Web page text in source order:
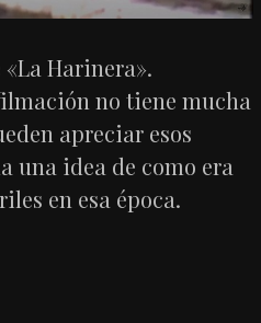
Harinera».
no tiene mucha
apreciar esos
una idea de como era
en esa época.